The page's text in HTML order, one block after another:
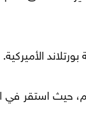
الأميركية.
حيث استقر في